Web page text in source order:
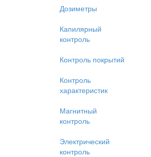
Дозиметры
Капилярный
контроль
Контроль покрытий
Контроль
характеристик
Магнитный
контроль
Электрический
контроль